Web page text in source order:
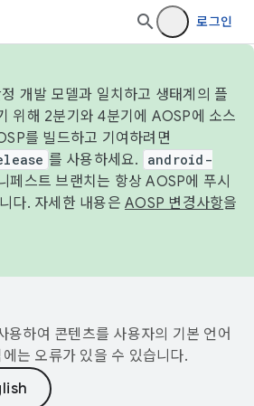
로그인
개발 모델과 일치하고 생태계의 플
위해 2분기와 4분기에 AOSP에 소스
를 빌드하고 기여하려면
를 사용하세요.
android-
페스트 브랜치는 항상 AOSP에 푸시
다. 자세한 내용은 AOSP 변경사항을
하여 콘텐츠를 사용자의 기본 언어
는 오류가 있을 수 있습니다.